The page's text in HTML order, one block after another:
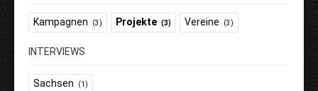
Kampagnen (3) Projekte (3) Vereine (3)
INTERVIEWS
Sachsen (1)